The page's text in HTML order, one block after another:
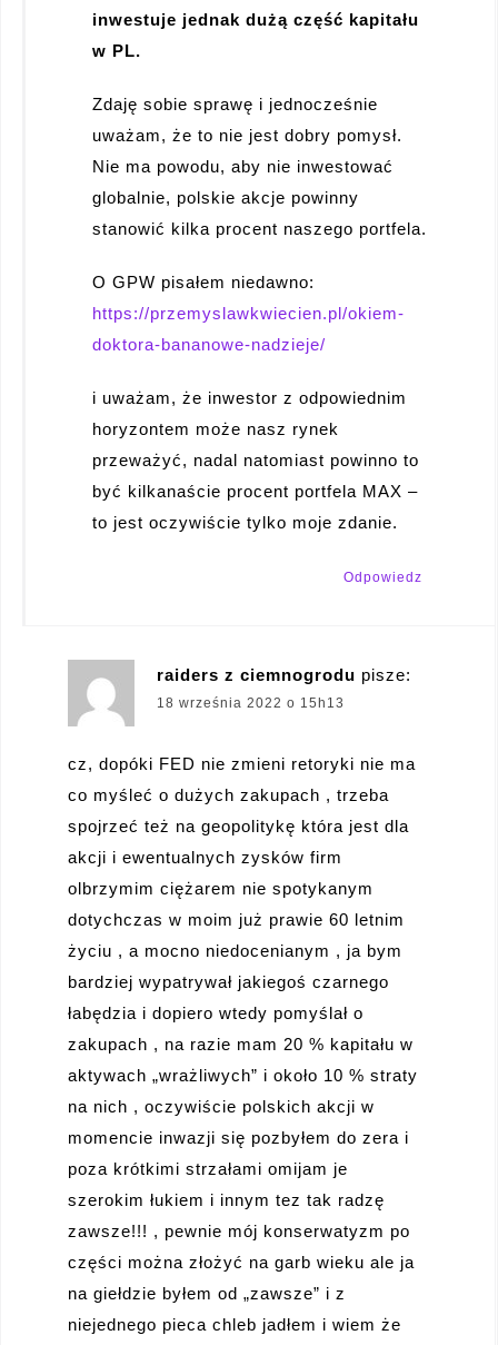
inwestuje jednak dużą część kapitału
w PL.
Zdaję sobie sprawę i jednocześnie
uważam, że to nie jest dobry pomysł.
Nie ma powodu, aby nie inwestować
globalnie, polskie akcje powinny
stanowić kilka procent naszego portfela.
O GPW pisałem niedawno:
https://przemyslawkwiecien.pl/okiem-
doktora-bananowe-nadzieje/
i uważam, że inwestor z odpowiednim
horyzontem może nasz rynek
przeważyć, nadal natomiast powinno to
być kilkanaście procent portfela MAX –
to jest oczywiście tylko moje zdanie.
Odpowiedz
raiders z ciemnogrodu pisze:
18 września 2022 o 15h13
cz, dopóki FED nie zmieni retoryki nie ma
co myśleć o dużych zakupach , trzeba
spojrzeć też na geopolitykę która jest dla
akcji i ewentualnych zysków firm
olbrzymim ciężarem nie spotykanym
dotychczas w moim już prawie 60 letnim
życiu , a mocno niedocenianym , ja bym
bardziej wypatrywał jakiegoś czarnego
łabędzia i dopiero wtedy pomyślał o
zakupach , na razie mam 20 % kapitału w
aktywach „wrażliwych” i około 10 % straty
na nich , oczywiście polskich akcji w
momencie inwazji się pozbyłem do zera i
poza krótkimi strzałami omijam je
szerokim łukiem i innym tez tak radzę
zawsze!!! , pewnie mój konserwatyzm po
części można złożyć na garb wieku ale ja
na giełdzie byłem od „zawsze” i z
niejednego pieca chleb jadłem i wiem że